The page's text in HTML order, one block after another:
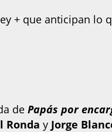
+ que anticipan lo
dePapás por
Ronday Jorge